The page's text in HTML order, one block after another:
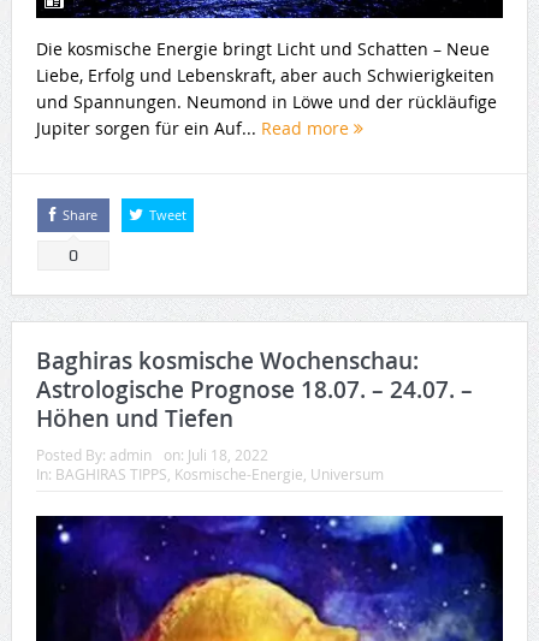
Die kosmische Energie bringt Licht und Schatten – Neue
Liebe, Erfolg und Lebenskraft, aber auch Schwierigkeiten
und Spannungen. Neumond in Löwe und der rückläufige
Jupiter sorgen für ein Auf... Read more
Share
0
Tweet
Baghiras kosmische Wochenschau:
Astrologische Prognose 18.07. – 24.07. –
Höhen und Tiefen
Posted By: admin on: Juli 18, 2022
In: BAGHIRAS TIPPS, Kosmische-Energie, Universum